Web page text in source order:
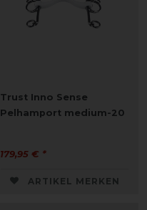
Trust Inno Sense
Pelhamport medium-20
179,95 € *
ARTIKEL MERKEN